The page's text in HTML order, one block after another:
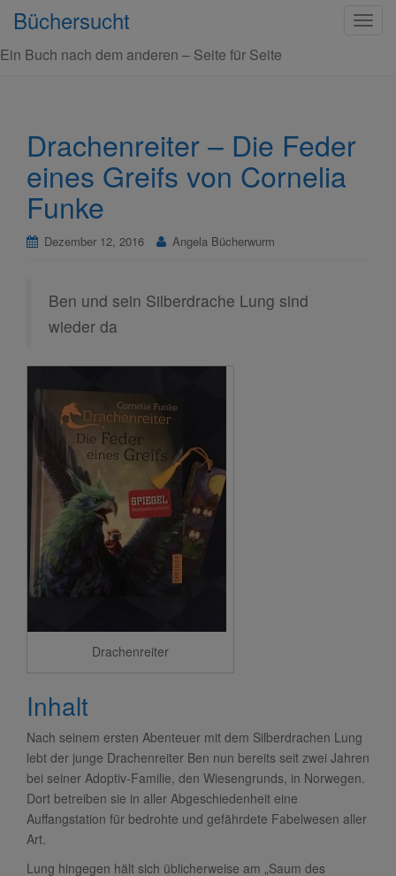
S
Büchersucht
Ein Buch nach dem anderen – Seite für Seite
Drachenreiter – Die Feder
eines Greifs von Cornelia
Funke
Dezember 12, 2016 Angela Bücherwurm
Ben und sein Silberdrache Lung sind
wieder da
Drachenreiter
Inhalt
Nach seinem ersten Abenteuer mit dem Silberdrachen Lung
lebt der junge Drachenreiter Ben nun bereits seit zwei Jahren
bei seiner Adoptiv-Familie, den Wiesengrunds, in Norwegen.
Dort betreiben sie in aller Abgeschiedenheit eine
Auffangstation für bedrohte und gefährdete Fabelwesen aller
Art.
Lung hingegen hält sich üblicherweise am „Saum des